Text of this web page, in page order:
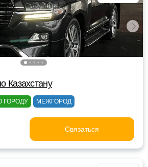
Казахстану
ГОРОДУ МЕЖГОРОД
Связаться